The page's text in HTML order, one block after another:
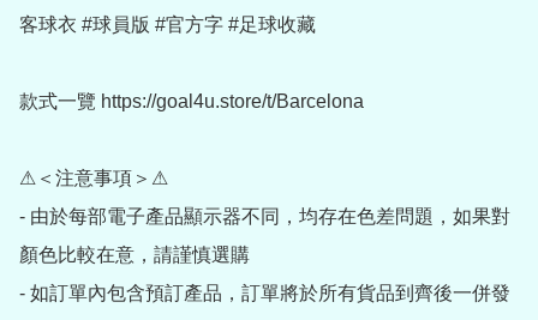
客球衣 #球員版 #官方字 #足球收藏
款式一覽 https://goal4u.store/t/Barcelona
⚠＜注意事項＞⚠
- 由於每部電子產品顯示器不同，均存在色差問題，如果對
顏色比較在意，請謹慎選購
- 如訂單內包含預訂產品，訂單將於所有貨品到齊後一併發